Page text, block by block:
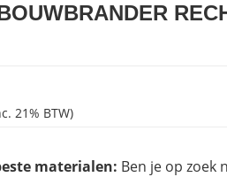
21% BTW)
materialen: Ben je op zoek